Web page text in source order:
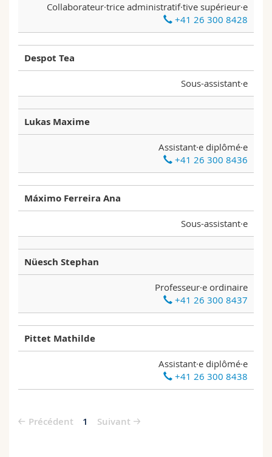
Collaborateur·trice administratif·tive supérieur·e
+41 26 300 8428
Despot Tea
Sous-assistant·e
Lukas Maxime
Assistant·e diplômé·e
+41 26 300 8436
Máximo Ferreira Ana
Sous-assistant·e
Nüesch Stephan
Professeur·e ordinaire
+41 26 300 8437
Pittet Mathilde
Assistant·e diplômé·e
+41 26 300 8438
Précédent 1 Suivant